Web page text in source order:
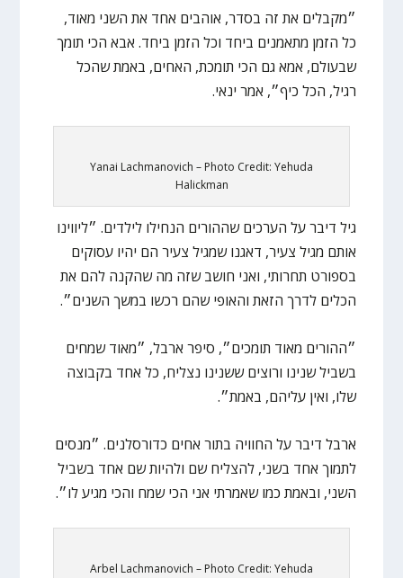
״מקבלים את זה בסדר, אוהבים אחד את השני מאוד,
כל הזמן מתאמנים ביחד וכל הזמן ביחד. אבא הכי תומך
שבעולם, אמא גם הכי תומכת, האחים, באמת שהכל
רגיל, הכל כיף״, אמר ינאי.
Yanai Lachmanovich – Photo Credit: Yehuda
Halickman
גיל דיבר על הערכים שההורים הנחילו לילדים. ״ליווינו
אותם מגיל צעיר, דאגנו שמגיל צעיר הם יהיו עסוקים
בספורט תחרותי, ואני חושב שזה מה שהקנה להם את
הכלים לדרך הזאת והאופי שהם רכשו במשך השנים״.
״ההורים מאוד תומכים״, סיפר ארבל, ״מאוד שמחים
בשביל שנינו ורוצים ששנינו נצליח, כל אחד בקבוצה
שלו, ואין עליהם, באמת״.
ארבל דיבר על החוויה בתור אחים כדורסלנים. ״מנסים
לתמוך אחד בשני, להצליח שם ולהיות שם אחד בשביל
השני, ובאמת כמו שאמרתי אני הכי שמח והכי מגיע לו״.
Arbel Lachmanovich – Photo Credit: Yehuda